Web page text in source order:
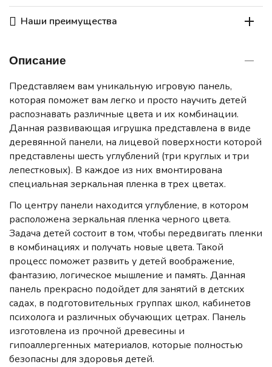
Наши преимущества
Описание
Представляем вам уникальную игровую панель,
которая поможет вам легко и просто научить детей
распознавать различные цвета и их комбинации.
Данная развивающая игрушка представлена в виде
деревянной панели, на лицевой поверхности которой
представлены шесть углублений (три круглых и три
лепестковых). В каждое из них вмонтирована
специальная зеркальная пленка в трех цветах.
По центру панели находится углубление, в котором
расположена зеркальная пленка черного цвета.
Задача детей состоит в том, чтобы передвигать пленки
в комбинациях и получать новые цвета. Такой
процесс поможет развить у детей воображение,
фантазию, логическое мышление и память. Данная
панель прекрасно подойдет для занятий в детских
садах, в подготовительных группах школ, кабинетов
психолога и различных обучающих цетрах. Панель
изготовлена из прочной древесины и
гипоаллергенных материалов, которые полностью
безопасны для здоровья детей.